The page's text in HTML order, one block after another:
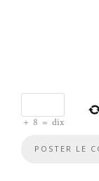
+ 8 = dix